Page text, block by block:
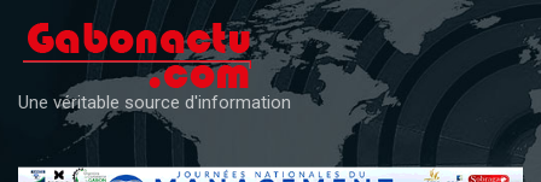
content
Une véritable source d'information